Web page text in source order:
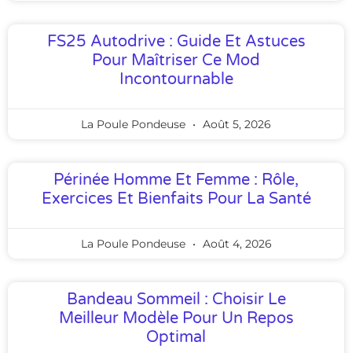
FS25 Autodrive : Guide Et Astuces
Pour Maîtriser Ce Mod
Incontournable
La Poule Pondeuse Août 5, 2026
Périnée Homme Et Femme : Rôle,
Exercices Et Bienfaits Pour La Santé
La Poule Pondeuse Août 4, 2026
Bandeau Sommeil : Choisir Le
Meilleur Modèle Pour Un Repos
Optimal